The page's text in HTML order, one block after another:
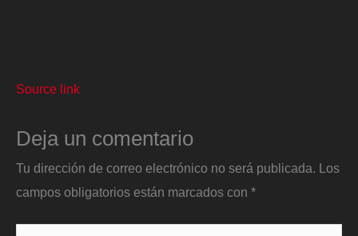
Source link
Deja un comentario
Tu dirección de correo electrónico no será publicada. Los
campos obligatorios están marcados con *